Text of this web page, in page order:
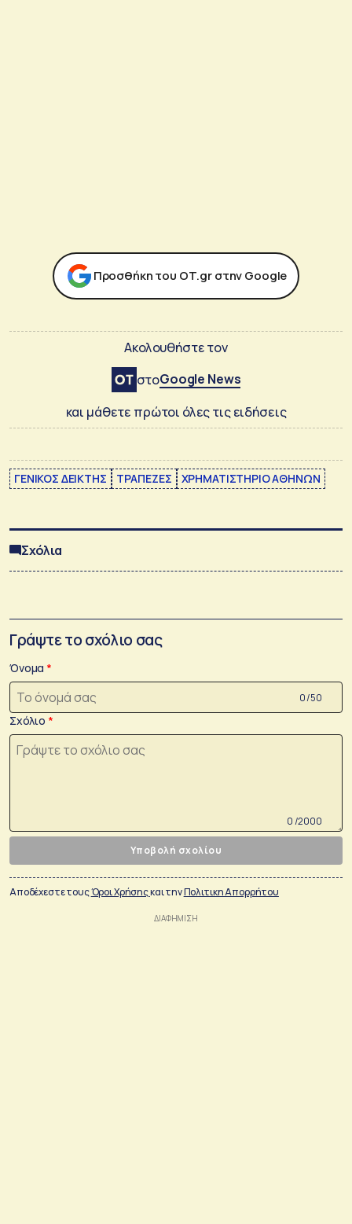
Προσθήκη του ΟΤ.gr στην Google
Ακολουθήστε τον
στοGoogle News
και μάθετε πρώτοι όλες τις ειδήσεις
ΓΕΝΙΚΟΣ ΔΕΙΚΤΗΣ ΤΡΑΠΕΖΕΣ ΧΡΗΜΑΤΙΣΤΗΡΙΟ ΑΘΗΝΩΝ
Σχόλια
Γράψτε το σχόλιο σας
Όνομα
0 /50
Σχόλιο
0 /2000
Υποβολή σχολίου
Αποδέχεστε τουςΌροι Χρήσηςκαι τηνΠολιτικη Απορρήτου